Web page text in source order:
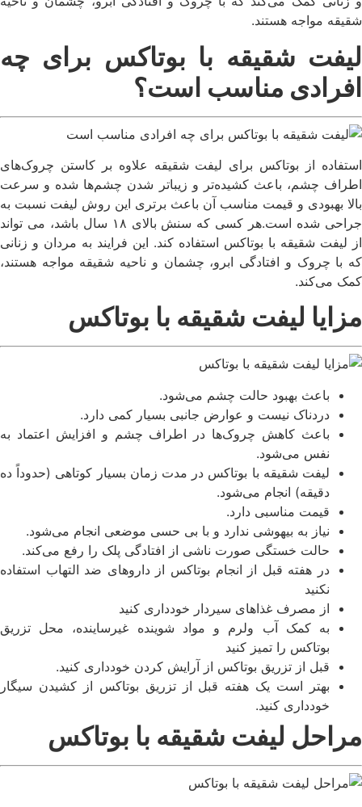
شقیقه مواجه هستند.
لیفت شقیقه با بوتاکس برای چه
افرادی مناسب است؟
استفاده از بوتاکس برای لیفت شقیقه علاوه بر کاستن چروک‌های
اطراف چشم، باعث کشیده‌تر و زیبا‌تر شدن چشم‌ها شده و سرعت
بالا بهبودی و قیمت مناسب آن باعث برتری این روش لیفت نسبت به
جراحی شده است.هر کسی که سنش بالای ۱۸ سال باشد، می تواند
از لیفت شقیقه با بوتاکس استفاده کند. این فرایند به مردان و زنانی
که با چروک و افتادگی ابرو، چشمان و ناحیه شقیقه مواجه هستند،
کمک می‌کند.
مزایا لیفت شقیقه با بوتاکس
باعث بهبود حالت چشم می‌شود.
دردناک نیست و عوارض جانبی بسیار کمی دارد.
باعث کاهش چروک‌ها در اطراف چشم و افزایش اعتماد به
نفس می‌شود.
لیفت شقیقه با بوتاکس در مدت زمان بسیار کوتاهی (حدوداً ده
دقیقه) انجام می‌شود.
قیمت مناسبی دارد.
نیاز به بیهوشی ندارد و با بی حسی موضعی انجام می‌شود.
حالت خستگی صورت ناشی از افتادگی پلک را رفع می‌کند.
در هفته قبل از انجام بوتاکس از داروهای ضد التهاب استفاده
نکنید
از مصرف غذاهای سیردار خودداری کنید
به کمک آب ولرم و مواد شوینده غیرساینده، محل تزریق
بوتاکس را تمیز کنید
قبل از تزریق بوتاکس از آرایش کردن خودداری کنید.
بهتر است یک هفته قبل از تزریق بوتاکس از کشیدن سیگار
خودداری کنید.
مراحل لیفت شقیقه با بوتاکس